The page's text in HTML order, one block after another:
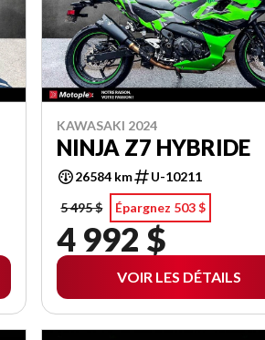
KAWASAKI 2024
NINJA Z7 HYBRIDE
26584 km
U-10211
5 495 $
Épargnez 503 $
4 992 $
VOIR LES DÉTAILS